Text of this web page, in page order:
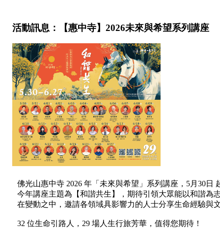
活動訊息：【惠中寺】2026未來與希望系列講座
佛光山惠中寺 2026 年「未來與希望」系列講座，5月30日
今年講座主題為【和諧共生】，期待引領大眾能以和諧為
在變動之中，邀請各領域具影響力的人士分享生命經驗與
32 位生命引路人，29 場人生行旅芳華，值得您期待！